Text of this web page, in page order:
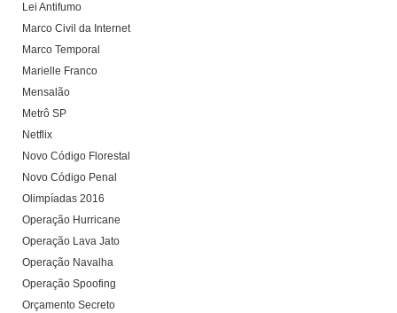
Lei Antifumo
Marco Civil da Internet
Marco Temporal
Marielle Franco
Mensalão
Metrô SP
Netflix
Novo Código Florestal
Novo Código Penal
Olimpíadas 2016
Operação Hurricane
Operação Lava Jato
Operação Navalha
Operação Spoofing
Orçamento Secreto